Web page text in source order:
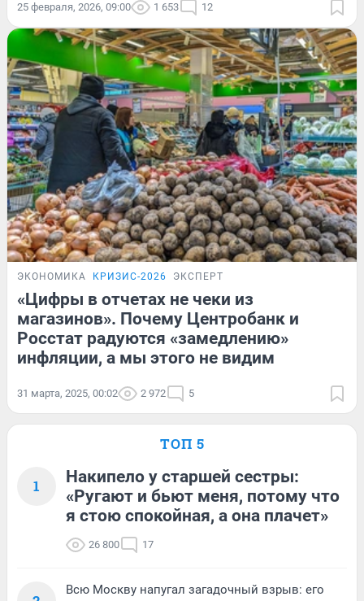
25 февраля, 2026, 09:00 1 653 12
ЭКОНОМИКА КРИЗИС-2026 ЭКСПЕРТ
«Цифры в отчетах не чеки из
магазинов». Почему Центробанк и
Росстат радуются «замедлению»
инфляции, а мы этого не видим
31 марта, 2025, 00:02 2 972 5
ТОП 5
1
Накипело у старшей сестры:
«Ругают и бьют меня, потому что
я стою спокойная, а она плачет»
26 800 17
Всю Москву напугал загадочный взрыв: его